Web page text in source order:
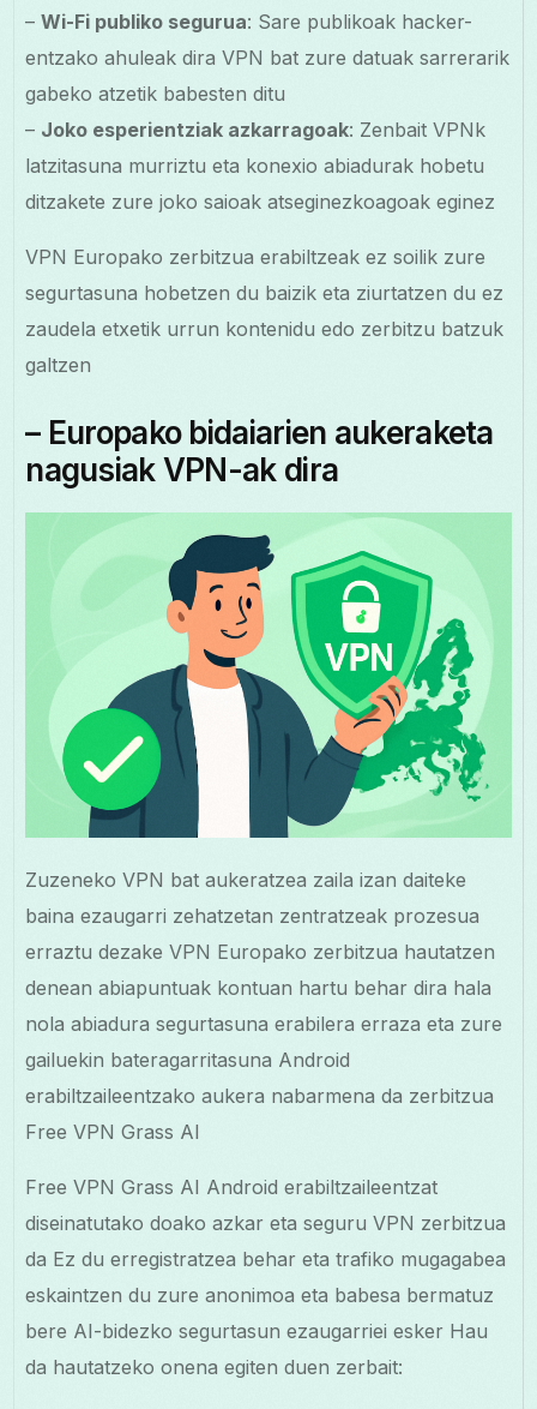
–Wi-Fi publiko segurua: Sare publikoak hacker-
entzako ahuleak dira VPN bat zure datuak sarrerarik
gabeko atzetik babesten ditu
– Joko esperientziak azkarragoak: Zenbait VPNk
latzitasuna murriztu eta konexio abiadurak hobetu
ditzakete zure joko saioak atseginezkoagoak eginez
VPN Europako zerbitzua erabiltzeak ez soilik zure
segurtasuna hobetzen du baizik eta ziurtatzen du ez
zaudela etxetik urrun kontenidu edo zerbitzu batzuk
galtzen
– Europako bidaiarien aukeraketa
nagusiak VPN-ak dira
Zuzeneko VPN bat aukeratzea zaila izan daiteke
baina ezaugarri zehatzetan zentratzeak prozesua
erraztu dezake VPN Europako zerbitzua hautatzen
denean abiapuntuak kontuan hartu behar dira hala
nola abiadura segurtasuna erabilera erraza eta zure
gailuekin bateragarritasuna Android
erabiltzaileentzako aukera nabarmena da zerbitzua
Free VPN Grass AI
Free VPN Grass AI Android erabiltzaileentzat
diseinatutako doako azkar eta seguru VPN zerbitzua
da Ez du erregistratzea behar eta trafiko mugagabea
eskaintzen du zure anonimoa eta babesa bermatuz
bere AI-bidezko segurtasun ezaugarriei esker Hau
da hautatzeko onena egiten duen zerbait: